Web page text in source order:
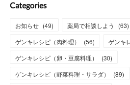
Categories
お知らせ (49) 薬局で相談しよう (63)
ゲンキレシピ（肉料理）
(56) ゲンキ
ゲンキレシピ（卵・豆腐料理）
(30)
ゲンキレシピ（野菜料理・サラダ）
(89)